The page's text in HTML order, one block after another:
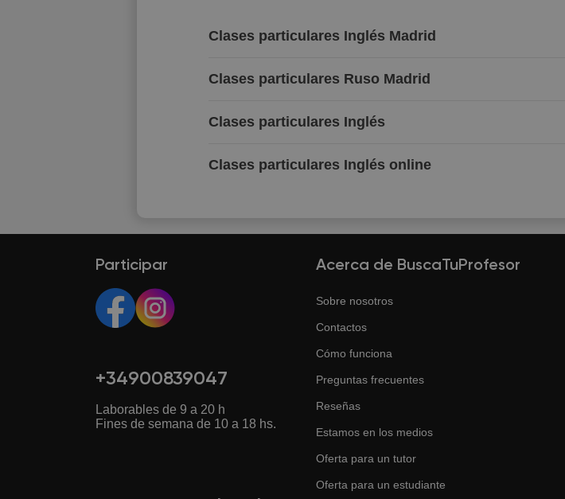
Clases particulares Inglés Madrid
Clases particulares Ruso Madrid
Clases particulares Inglés
Clases particulares Inglés online
Participar
+34900839047
Laborables de 9 a 20 h
Fines de semana de 10 a 18 hs.
Acerca de BuscaTuProfesor
Sobre nosotros
Contactos
Cómo funciona
Preguntas frecuentes
Reseñas
Estamos en los medios
Oferta para un tutor
Oferta para un estudiante